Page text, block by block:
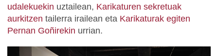
udalekuekin uztailean, Karikaturen sekretuak
aurkitzen tailerra irailean eta Karikaturak egiten
Pernan Goñirekin urrian.